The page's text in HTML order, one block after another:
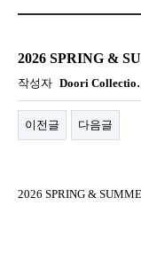
2026 SPRING &
작성자 Doori
이전글 다음글
2026 SPRING &